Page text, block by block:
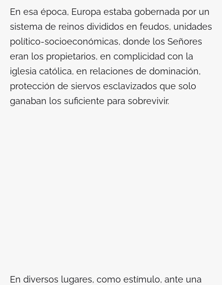
En esa época, Europa estaba gobernada por un
sistema de reinos divididos en feudos, unidades
político-socioeconómicas, donde los Señores
eran los propietarios, en complicidad con la
iglesia católica, en relaciones de dominación,
protección de siervos esclavizados que solo
ganaban los suficiente para sobrevivir.
En diversos lugares, como estímulo, ante una